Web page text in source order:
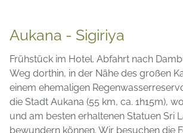
Aukana - Sigiriya
Frühstück im Hotel. Abfahrt nach
Weg dorthin, in der Nähe des großen
einem ehemaligen
die Stadt Aukana (55 km, ca. 1h15m),
und am besten erhaltenen Statuen Sri
bewundern können. Wir besuchen die